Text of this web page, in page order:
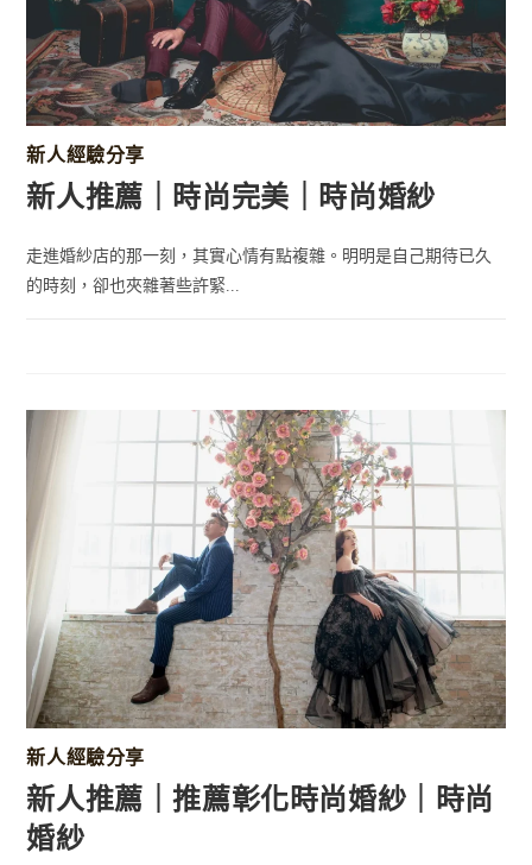
新人經驗分享
新人推薦｜時尚完美｜時尚婚紗
走進婚紗店的那一刻，其實心情有點複雜。明明是自己期待已久
的時刻，卻也夾雜著些許緊...
新人經驗分享
新人推薦｜推薦彰化時尚婚紗｜時尚
婚紗